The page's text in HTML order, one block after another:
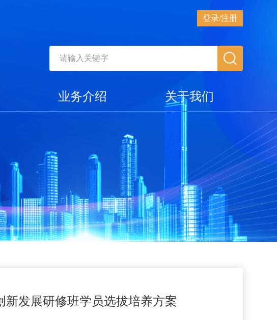
登录/注册
业务介绍 关于我们
新发展研修班学员选拔培养方案